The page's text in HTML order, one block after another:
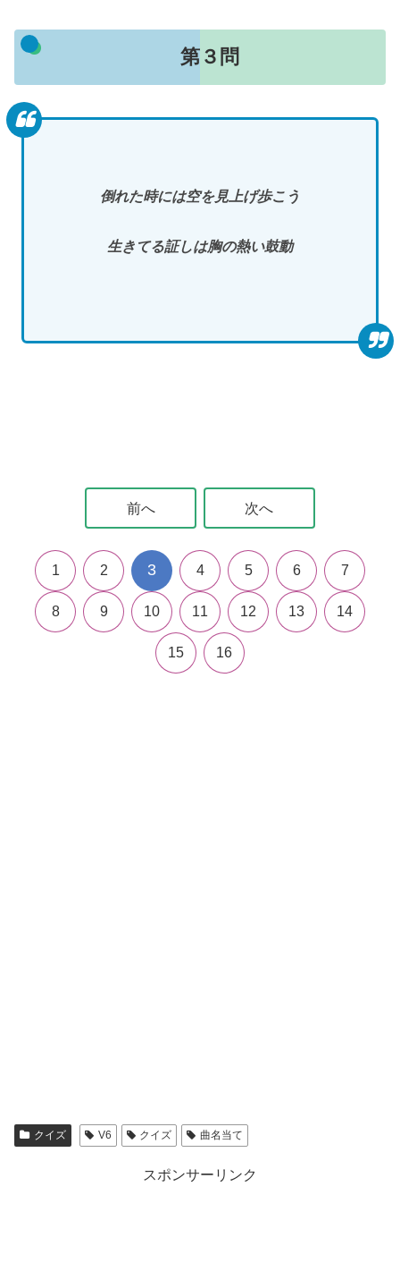
第３問
倒れた時には空を見上げ歩こう
生きてる証しは胸の熱い鼓動
前へ 次へ
1 2 3 4 5 6 7
8 9 10 11 12 13 14
15 16
クイズ V6 クイズ 曲名当て
スポンサーリンク